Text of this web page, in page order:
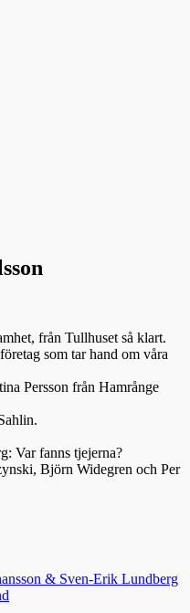
från Tullhuset så klart.
som tar hand om våra
Persson från Hamrånge
Var fanns tjejerna?
Björn Widegren och Per
& Sven-Erik Lundberg